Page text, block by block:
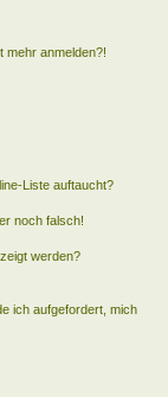
mehr anmelden?!
Liste auftaucht?
noch falsch!
werden?
ich aufgefordert, mich